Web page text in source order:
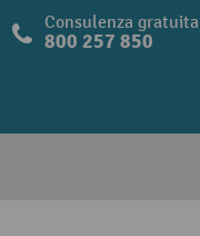
Consulenza gratuita
800 257 850